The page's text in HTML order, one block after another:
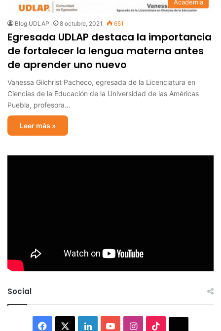
Academia
Blog UDLAP 8 octubre, 2021 651
Egresada UDLAP destaca la importancia
de fortalecer la lengua materna antes
de aprender uno nuevo
Vanessa Gilchrist Pacheco, egresada de la Licenciatura en
Ciencias de la Educación de la Universidad de las Américas
Puebla, profesora…
Leer más »
Social
Facebook LinkedInYouTubeInstagram